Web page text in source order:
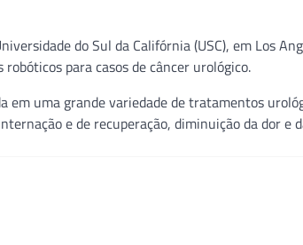
do Sul da Califórnia (USC), em Los
para casos de câncer urológico.
em uma grande variedade de tratamentos
e de recuperação, diminuição da dor e